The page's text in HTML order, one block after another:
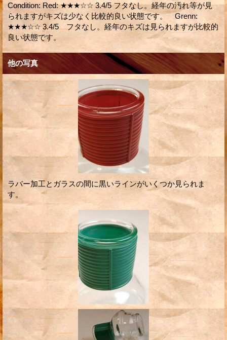
Condition: Red: ★★★☆☆ 3.4/5 フタなし。経年の汚れ等が見
られますがキズは少なく比較的良い状態です。 Grenn:
★★★☆☆ 3.4/5 フタなし。経年のキズは見られますが比較的
良い状態です。
他の写真
ラバー加工とガラスの間に黒いラインがいくつか見られま
す。